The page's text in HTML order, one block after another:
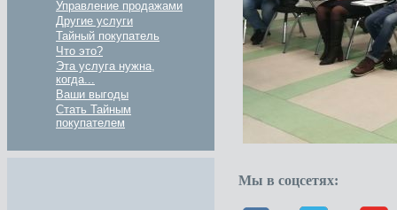
Управление продажами
Другие услуги
Тайный покупатель
Что это?
Эта услуга нужна,
когда...
Ваши выгоды
Стать Тайным
покупателем
Мы в соцсетях: